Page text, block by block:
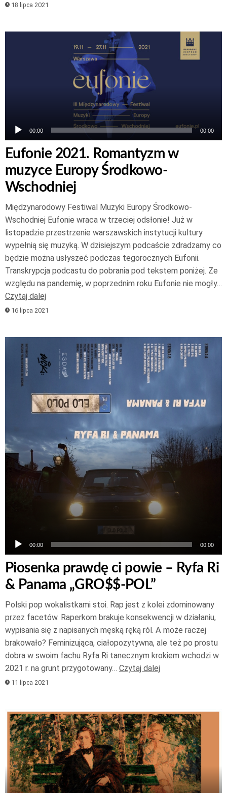
18 lipca 2021
00:00 00:00
Eufonie 2021. Romantyzm w
muzyce Europy Środkowo-
Wschodniej
Międzynarodowy Festiwal Muzyki Europy Środkowo-
Wschodniej Eufonie wraca w trzeciej odsłonie! Już w
listopadzie przestrzenie warszawskich instytucji kultury
wypełnią się muzyką. W dzisiejszym podcaście zdradzamy co
będzie można usłyszeć podczas tegorocznych Eufonii.
Transkrypcja podcastu do pobrania pod tekstem poniżej. Ze
względu na pandemię, w poprzednim roku Eufonie nie mogły…
Czytaj dalej
16 lipca 2021
Odtwarzacz
plików
dźwiękowych
00:00 00:00
Piosenka prawdę ci powie – Ryfa Ri
& Panama „GRO$$-POL”
Polski pop wokalistkami stoi. Rap jest z kolei zdominowany
przez facetów. Raperkom brakuje konsekwencji w działaniu,
wypisania się z napisanych męską ręką ról. A może raczej
brakowało? Feminizująca, ciałopozytywna, ale też po prostu
dobra w swoim fachu Ryfa Ri tanecznym krokiem wchodzi w
2021 r. na grunt przygotowany… Czytaj dalej
11 lipca 2021
Odtwarzacz
plików
dźwiękowych